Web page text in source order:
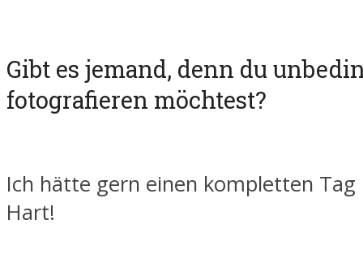
Gibt es jemand, denn du
fotografieren möchtest?
Ich hätte gern einen kompletten
Hart!